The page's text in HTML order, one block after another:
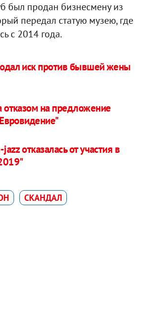
был продан бизнесмену из
передал статую музею, где
с 2014 года.
иск против бывшей жены
отказом на предложение
отказалась от участия в
СКАНДАЛ